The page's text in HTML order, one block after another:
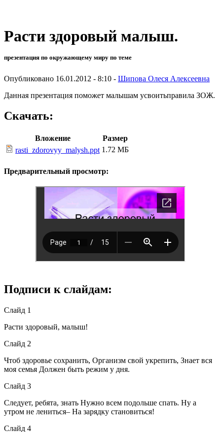
Расти здоровый малыш.
презентация по окружающему миру по теме
Опубликовано 16.01.2012 - 8:10 - Шипова Олеся Алексеевна
Данная презентация поможет малышам усвоитьправила ЗОЖ.
Скачать:
Вложение
Размер
rasti_zdorovyy_malysh.ppt 1.72 МБ
Предварительный просмотр:
Подписи к слайдам:
Слайд 1
Расти здоровый, малыш!
Слайд 2
Чтоб здоровье сохранить, Организм свой укрепить, Знает вся
моя семья Должен быть режим у дня.
Слайд 3
Следует, ребята, знать Нужно всем подольше спать. Ну а
утром не лениться– На зарядку становиться!
Слайд 4